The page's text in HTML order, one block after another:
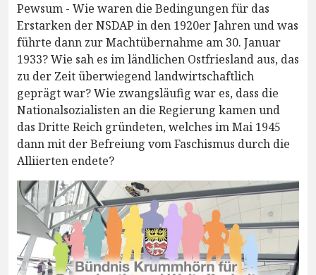
Pewsum - Wie waren die Bedingungen für das
Erstarken der NSDAP in den 1920er Jahren und was
führte dann zur Machtübernahme am 30. Januar
1933? Wie sah es im ländlichen Ostfriesland aus, das
zu der Zeit überwiegend landwirtschaftlich
geprägt war? Wie zwangsläufig war es, dass die
Nationalsozialisten an die Regierung kamen und
das Dritte Reich gründeten, welches im Mai 1945
dann mit der Befreiung vom Faschismus durch die
Alliierten endete?